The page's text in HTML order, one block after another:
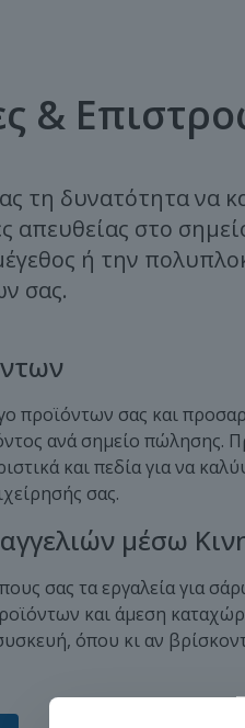
&
τη δυνατότητα να
απευθείας στο
ή την
σας.
προϊόντων σας και
ανά σημείο πώλησης.
και πεδία για να
σας.
μέσω
σας τα εργαλεία για
και άμεση
όπου κι αν